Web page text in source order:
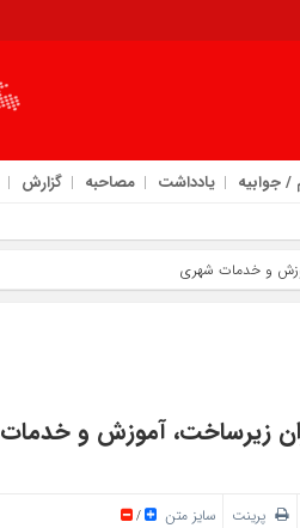
جوابیه یادداشت مصاحبه گزارش
و خدمات شهری
زیرساخت، آموزش و خدمات
پرینت سایز متن /